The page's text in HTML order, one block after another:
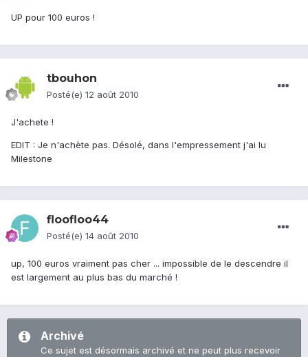
UP pour 100 euros !
tbouhon
Posté(e) 12 août 2010
J'achete !
EDIT : Je n'achète pas. Désolé, dans l'empressement j'ai lu
Milestone
floofloo44
Posté(e) 14 août 2010
up, 100 euros vraiment pas cher ... impossible de le descendre il
est largement au plus bas du marché !
Archivé
Ce sujet est désormais archivé et ne peut plus recevoir